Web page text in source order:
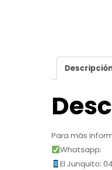
Para más
Whatsapp:
El Junquito: